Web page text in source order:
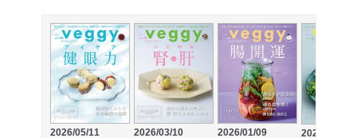
2026/05/11
2026/03/10
2026/01/09
2025/11/10